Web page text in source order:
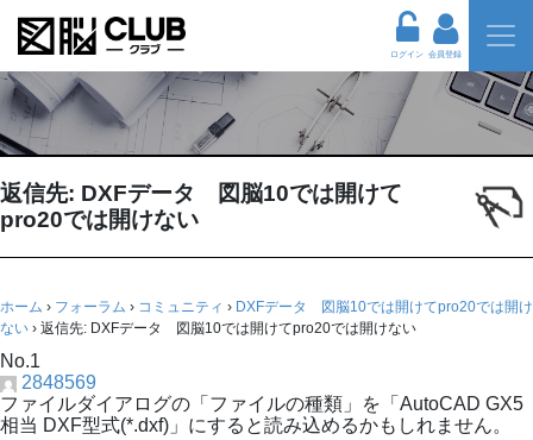
ログイン 会員登録
返信先: DXFデータ 図脳10では開けて
pro20では開けない
ホーム › フォーラム › コミュニティ › DXFデータ 図脳10では開けてpro20では開け
ない › 返信先: DXFデータ 図脳10では開けてpro20では開けない
No.1
2848569
ファイルダイアログの「ファイルの種類」を「AutoCAD GX5
相当 DXF型式(*.dxf)」にすると読み込めるかもしれません。